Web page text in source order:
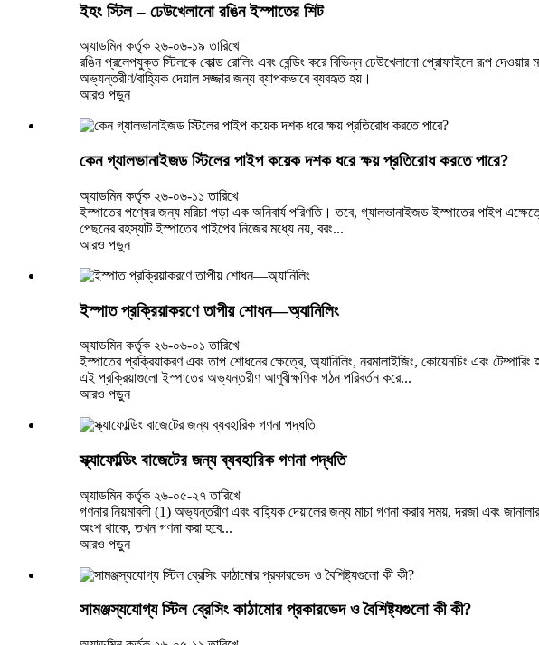
ইহং স্টিল – ঢেউখেলানো রঙিন ইস্পাতের শিট
অ্যাডমিন কর্তৃক ২৬-০৬-১৯ তারিখে
রঙিন প্রলেপযুক্ত স্টিলকে কোল্ড রোলিং এবং বেন্ডিং করে বিভিন্ন ঢেউখেলানো প্রোফাইলে রূপ দেওয়ার
অভ্যন্তরীণ/বাহ্যিক দেয়াল সজ্জার জন্য ব্যাপকভাবে ব্যবহৃত হয়।
আরও পড়ুন
কেন গ্যালভানাইজড স্টিলের পাইপ কয়েক দশক ধরে ক্ষয় প্রতিরোধ করতে পারে?
অ্যাডমিন কর্তৃক ২৬-০৬-১১ তারিখে
ইস্পাতের পণ্যের জন্য মরিচা পড়া এক অনিবার্য পরিণতি। তবে, গ্যালভানাইজড ইস্পাতের পাইপ
পেছনের রহস্যটি ইস্পাতের পাইপের নিজের মধ্যে নয়, বরং...
আরও পড়ুন
ইস্পাত প্রক্রিয়াকরণে তাপীয় শোধন—অ্যানিলিং
অ্যাডমিন কর্তৃক ২৬-০৬-০১ তারিখে
ইস্পাতের প্রক্রিয়াকরণ এবং তাপ শোধনের ক্ষেত্রে, অ্যানিলিং, নরমালাইজিং, কোয়েনচিং এবং
এই প্রক্রিয়াগুলো ইস্পাতের অভ্যন্তরীণ আণুবীক্ষণিক গঠন পরিবর্তন করে...
আরও পড়ুন
স্ক্যাফোল্ডিং বাজেটের জন্য ব্যবহারিক গণনা পদ্ধতি
অ্যাডমিন কর্তৃক ২৬-০৫-২৭ তারিখে
গণনার নিয়মাবলী (1) অভ্যন্তরীণ এবং বাহ্যিক দেয়ালের জন্য মাচা গণনা করার সময়, দরজা এবং
অংশ থাকে, তখন গণনা করা হবে...
আরও পড়ুন
সামঞ্জস্যযোগ্য স্টিল ব্রেসিং কাঠামোর প্রকারভেদ ও বৈশিষ্ট্যগুলো কী কী?